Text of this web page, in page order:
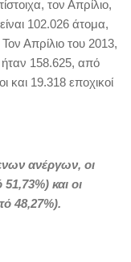
τον Απρίλιο,
102.026 άτομα,
Απρίλιο του 2013,
158.625, από
και 19.318 εποχικοί
ανέργων, οι
και οι
48,27%).